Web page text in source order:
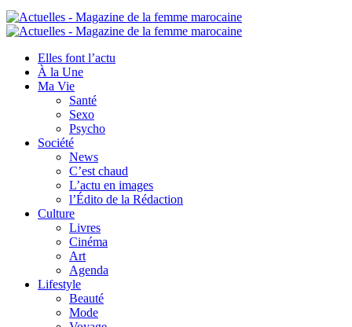
Elles font l’actu
À la Une
Ma Vie
Santé
Sexo
Psycho
Société
News
C’est chaud
L’actu en images
l’Édito de la Rédaction
Culture
Livres
Cinéma
Art
Agenda
Lifestyle
Beauté
Mode